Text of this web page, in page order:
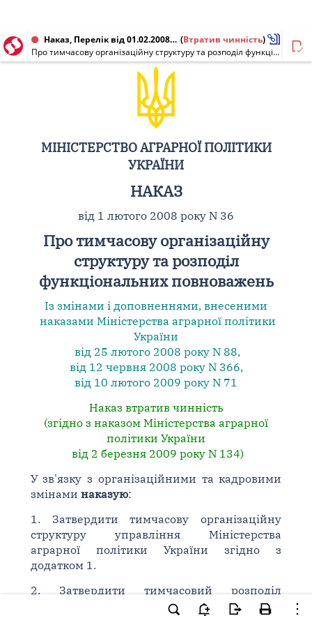
Наказ, Перелік від 01.02.2008 № 36 (Втратив чинність)
Про тимчасову організаційну структуру та розподіл функціональних повноважень
МІНІСТЕРСТВО АГРАРНОЇ ПОЛІТИКИ
УКРАЇНИ
НАКАЗ
від 1 лютого 2008 року N 36
Про тимчасову організаційну
структуру та розподіл
функціональних повноважень
Із змінами і доповненнями, внесеними
наказами Міністерства аграрної політики
України
від 25 лютого 2008 року N 88,
від 12 червня 2008 року N 366,
від 10 лютого 2009 року N 71
Наказ втратив чинність
(згідно з наказом Міністерства аграрної
політики України
від 2 березня 2009 року N 134)
У зв'язку з організаційними та кадровими
змінами наказую:
1. Затвердити тимчасову організаційну
структуру управління Міністерства
аграрної політики України згідно з
додатком 1.
2. Затвердити тимчасовий розподіл
функціональних повноважень між